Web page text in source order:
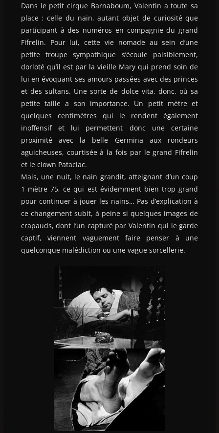
Dans le petit cirque Barnaboum, Valentin a toute sa
place : celle du nain, autant objet de curiosité que
participant à des numéros en compagnie du grand
Fifrelin. Pour lui, cette vie nomade au sein d’une
petite troupe sympathique s’écoule paisiblement,
dorloté qu’il est par la vieille Mary qui prend soin de
lui en évoquant ses amours passées avec des princes
et des sultans. Une sorte de dolce vita, donc, où sa
petite taille a son importance. Un petit mètre et
quelques centimètres qui le rendent également
inoffensif et lui permettent donc une certaine
proximité avec la belle Germina aux rondeurs
aguicheuses, courtisée à la fois par le grand Fifrelin
et le clown Pataclac.
Mais, une nuit, le nain grandit, atteignant d’un coup
1 mètre 75, ce qui est évidemment bien trop grand
pour continuer à jouer les nains… Pas d’explication à
ce changement subit, à peine si quelques images de
crapauds, dont l’un capturé par Valentin qui le garde
captif, viennent vaguement faire penser à une
quelconque malédiction ou une vague sorcellerie.